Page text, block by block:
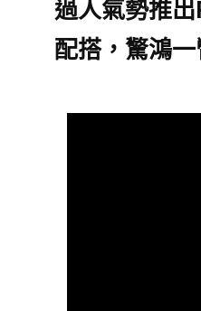
過人氣勢推
配搭，驚鴻